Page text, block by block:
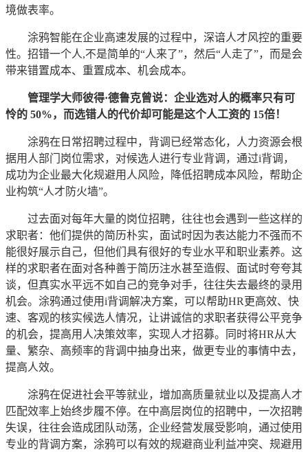
境做表率。
涂鸦智能在企业高速发展的过程中，深谙人才风控的重要
性。招错一个人,不是简单的“人来了”，然后“人走了”，而是会
带来错置成本、重置成本、机会成本。
管理学大师彼得·德鲁克曾说：企业选对人的概率只有可
怜的 50%，而选错人的代价却可能是这个人工资的 15倍！
涂鸦在日常招聘过程中，背调已经常态化，人力资源会根
据用人部门岗位需求，对候选人进行专业背调，通过i背调，
成功为企业最大化规避用人风险，降低招聘成本风险，帮助企
业构筑“人才防火墙”。
过去面对每年大量的岗位招聘，往往也会遇到一些这样的
求职者：他们提供的简历朴实，面试时因为表达能力不强而不
能很好展示自己，但他们具有很好的专业水平和职业素养。这
样的求职者在面对各种善于简历注水甚至造假、面试时夸夸其
谈，但真实水平远不如自己的竞争对手，往往失去最终的录用
机会。涂鸦通过使用i背调解决方案，可以帮助HR更高效、快
速、客观的核实候选人情况，让讲诚信的求职者获得公平竞争
的机会，提高用人决策效率，实现人才招募。同时将HR从大
量、繁杂、高频率的背调中抽身出来，做更专业的事情中去，
提高人效。
涂鸦在促进社会平等就业，增加高质量就业以及提高人才
匹配效率上始终步履不停。在中高层岗位的招聘中，一次招聘
失误，往往会造成团队动荡，企业经营发展受影响，通过使用
专业的背调方案，涂鸦可以有效的规避商业利益冲突、规避用